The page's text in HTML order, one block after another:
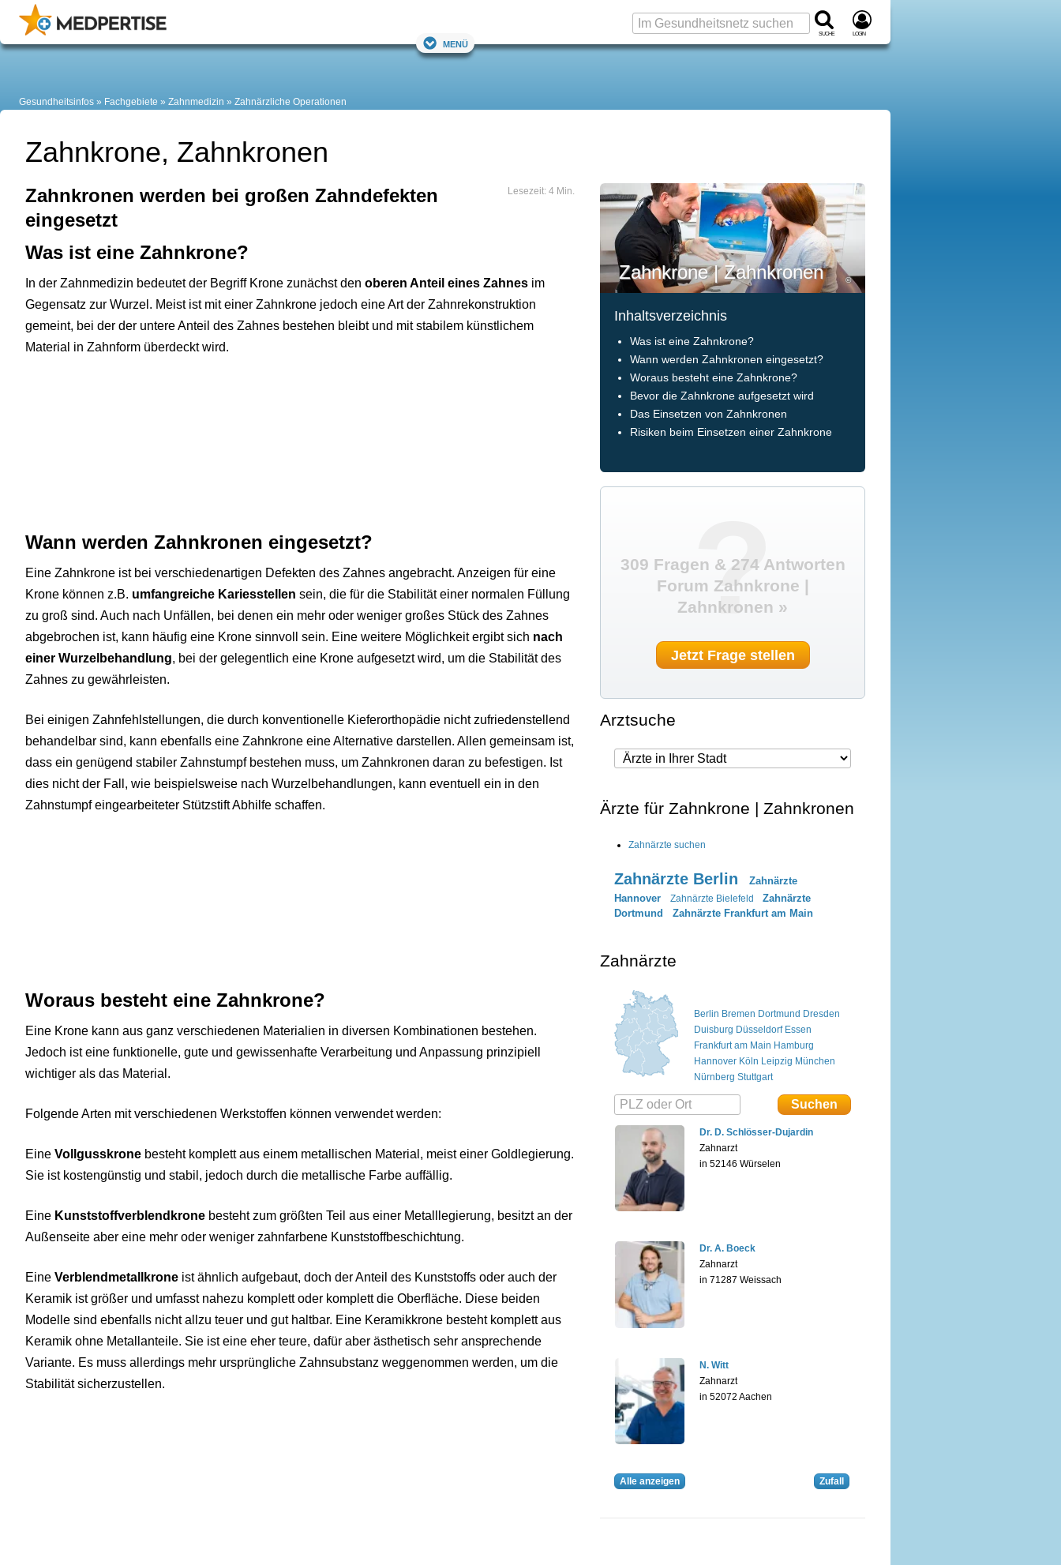
Suche Login
Menü
Gesundheitsinfos Fachgebiete Zahnmedizin Zahnärzliche Operationen
Zahnkrone, Zahnkronen
Lesezeit: 4 Min.
Zahnkronen werden bei großen Zahndefekten
eingesetzt
Was ist eine Zahnkrone?
In der Zahnmedizin bedeutet der Begriff Krone zunächst den oberen Anteil eines Zahnes im
Gegensatz zur Wurzel. Meist ist mit einer Zahnkrone jedoch eine Art der Zahnrekonstruktion
gemeint, bei der der untere Anteil des Zahnes bestehen bleibt und mit stabilem künstlichem
Material in Zahnform überdeckt wird.
Wann werden Zahnkronen eingesetzt?
Eine Zahnkrone ist bei verschiedenartigen Defekten des Zahnes angebracht. Anzeigen für eine
Krone können z.B. umfangreiche Kariesstellen sein, die für die Stabilität einer normalen Füllung
zu groß sind. Auch nach Unfällen, bei denen ein mehr oder weniger großes Stück des Zahnes
abgebrochen ist, kann häufig eine Krone sinnvoll sein. Eine weitere Möglichkeit ergibt sich nach
einer Wurzelbehandlung, bei der gelegentlich eine Krone aufgesetzt wird, um die Stabilität des
Zahnes zu gewährleisten.
Bei einigen Zahnfehlstellungen, die durch konventionelle Kieferorthopädie nicht zufriedenstellend
behandelbar sind, kann ebenfalls eine Zahnkrone eine Alternative darstellen. Allen gemeinsam ist,
dass ein genügend stabiler Zahnstumpf bestehen muss, um Zahnkronen daran zu befestigen. Ist
dies nicht der Fall, wie beispielsweise nach Wurzelbehandlungen, kann eventuell ein in den
Zahnstumpf eingearbeiteter Stützstift Abhilfe schaffen.
Woraus besteht eine Zahnkrone?
Eine Krone kann aus ganz verschiedenen Materialien in diversen Kombinationen bestehen.
Jedoch ist eine funktionelle, gute und gewissenhafte Verarbeitung und Anpassung prinzipiell
wichtiger als das Material.
Folgende Arten mit verschiedenen Werkstoffen können verwendet werden:
Eine Vollgusskrone besteht komplett aus einem metallischen Material, meist einer Goldlegierung.
Sie ist kostengünstig und stabil, jedoch durch die metallische Farbe auffällig.
Eine Kunststoffverblendkrone besteht zum größten Teil aus einer Metalllegierung, besitzt an der
Außenseite aber eine mehr oder weniger zahnfarbene Kunststoffbeschichtung.
Eine Verblendmetallkrone ist ähnlich aufgebaut, doch der Anteil des Kunststoffs oder auch der
Keramik ist größer und umfasst nahezu komplett oder komplett die Oberfläche. Diese beiden
Modelle sind ebenfalls nicht allzu teuer und gut haltbar. Eine Keramikkrone besteht komplett aus
Keramik ohne Metallanteile. Sie ist eine eher teure, dafür aber ästhetisch sehr ansprechende
Variante. Es muss allerdings mehr ursprüngliche Zahnsubstanz weggenommen werden, um die
Stabilität sicherzustellen.
Zahnkrone | Zahnkronen ©
Inhaltsverzeichnis
Was ist eine Zahnkrone?
Wann werden Zahnkronen eingesetzt?
Woraus besteht eine Zahnkrone?
Bevor die Zahnkrone aufgesetzt wird
Das Einsetzen von Zahnkronen
Risiken beim Einsetzen einer Zahnkrone
?
309 Fragen & 274 Antworten
Forum Zahnkrone |
Zahnkronen »
Jetzt Frage stellen
Arztsuche
Ärzte für Zahnkrone | Zahnkronen
Zahnärzte suchen
Zahnärzte Berlin
Zahnärzte
Hannover
Zahnärzte Bielefeld
Zahnärzte
Dortmund
Zahnärzte Frankfurt am Main
Zahnärzte
Berlin Bremen Dortmund Dresden
Duisburg Düsseldorf Essen
Frankfurt am Main Hamburg
Hannover Köln Leipzig München
Nürnberg Stuttgart
Dr. D. Schlösser-Dujardin
Zahnarzt
in 52146 Würselen
Dr. A. Boeck
Zahnarzt
in 71287 Weissach
N. Witt
Zahnarzt
in 52072 Aachen
Alle anzeigen Zufall